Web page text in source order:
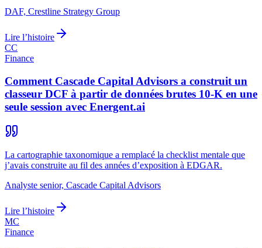
DAF, Crestline Strategy Group
Lire l’histoire
CC
Finance
Comment Cascade Capital Advisors a construit un
classeur DCF à partir de données brutes 10-K en une
seule session avec Energent.ai
La cartographie taxonomique a remplacé la checklist mentale que
j’avais construite au fil des années d’exposition à EDGAR.
Analyste senior, Cascade Capital Advisors
Lire l’histoire
MC
Finance